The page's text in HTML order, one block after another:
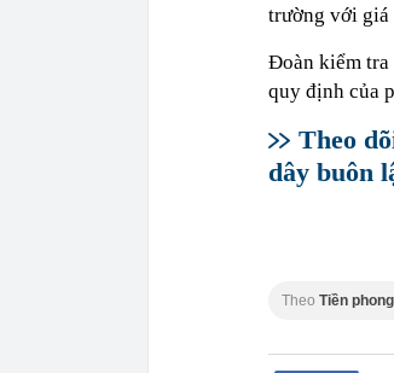
trường với giá
Đoàn kiểm tra
quy định của
Theo
dây buôn
Theo Tiền phong